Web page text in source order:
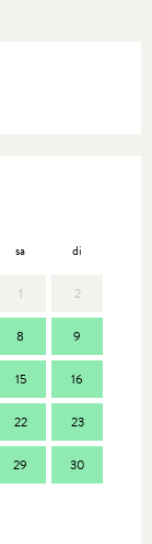
sa di
1 2
8 9
15 16
22 23
29 30